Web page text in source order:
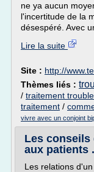
ne ya aucun
l'incertitude de la
désespéré. Avec
Lire la suite
Site : http://
Thèmes liés :
/ traitement
traitement /
vivre avec un conjoint
Les conseils
aux patients
Les relations